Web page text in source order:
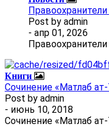
Post by admin
- апр 01, 2026
Книги
Сочинение «Матлаб
Post by admin
- июнь 10, 2018
Сочинение «Матлаб